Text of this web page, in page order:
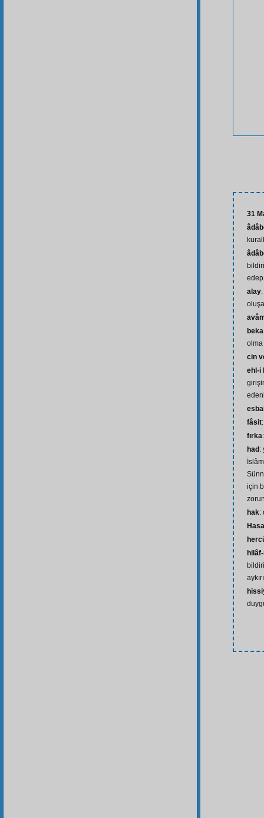
31
alay
olma
cin
ehl-i
fâsit
fırka
had :
için
hak:
aykırı